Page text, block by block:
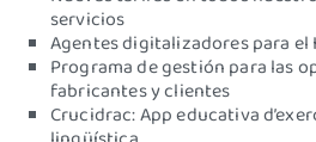
servicios
Agentes digitalizadores para el
Programa de gestión para las
fabricantes y clientes
Crucidrac: App educativa